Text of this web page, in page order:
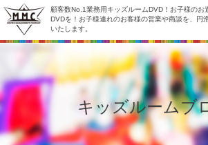
顧客数No.1業務用キッズルームDVD！お子様のお
DVDを！お子様連れのお客様の営業や商談を、円
いたします。
キッズルームブ